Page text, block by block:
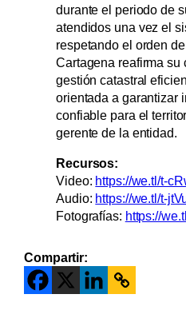
durante el periodo de
atendidos una vez el
respetando el orden
Cartagena reafirma su
gestión catastral
orientada a garantizar
confiable para el
gerente de la entidad.
Recursos:
Video: https://we.tl/t-
Audio: https://we.tl/t-
Fotografías: https://
Compartir: